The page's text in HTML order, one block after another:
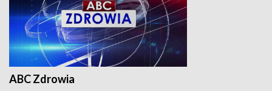
ABC Zdrowia